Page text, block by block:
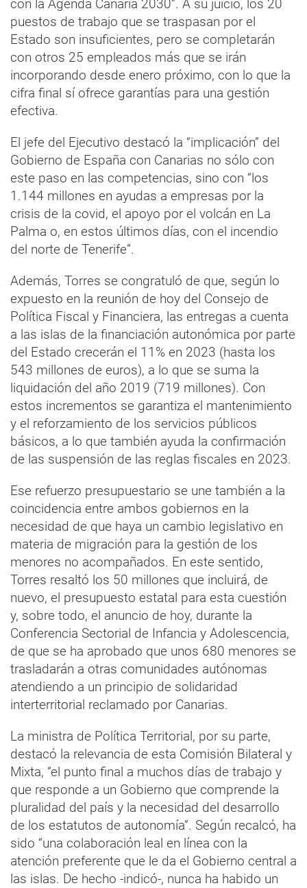
con la Agenda Canaria 2030”. A su juicio, los 20
puestos de trabajo que se traspasan por el
Estado son insuficientes, pero se completarán
con otros 25 empleados más que se irán
incorporando desde enero próximo, con lo que la
cifra final sí ofrece garantías para una gestión
efectiva.
El jefe del Ejecutivo destacó la “implicación” del
Gobierno de España con Canarias no sólo con
este paso en las competencias, sino con “los
1.144 millones en ayudas a empresas por la
crisis de la covid, el apoyo por el volcán en La
Palma o, en estos últimos días, con el incendio
del norte de Tenerife”.
Además, Torres se congratuló de que, según lo
expuesto en la reunión de hoy del Consejo de
Política Fiscal y Financiera, las entregas a cuenta
a las islas de la financiación autonómica por parte
del Estado crecerán el 11% en 2023 (hasta los
543 millones de euros), a lo que se suma la
liquidación del año 2019 (719 millones). Con
estos incrementos se garantiza el mantenimiento
y el reforzamiento de los servicios públicos
básicos, a lo que también ayuda la confirmación
de las suspensión de las reglas fiscales en 2023.
Ese refuerzo presupuestario se une también a la
coincidencia entre ambos gobiernos en la
necesidad de que haya un cambio legislativo en
materia de migración para la gestión de los
menores no acompañados. En este sentido,
Torres resaltó los 50 millones que incluirá, de
nuevo, el presupuesto estatal para esta cuestión
y, sobre todo, el anuncio de hoy, durante la
Conferencia Sectorial de Infancia y Adolescencia,
de que se ha aprobado que unos 680 menores se
trasladarán a otras comunidades autónomas
atendiendo a un principio de solidaridad
interterritorial reclamado por Canarias.
La ministra de Política Territorial, por su parte,
destacó la relevancia de esta Comisión Bilateral y
Mixta, “el punto final a muchos días de trabajo y
que responde a un Gobierno que comprende la
pluralidad del país y la necesidad del desarrollo
de los estatutos de autonomía”. Según recalcó, ha
sido “una colaboración leal en línea con la
atención preferente que le da el Gobierno central a
las islas. De hecho -indicó-, nunca ha habido un